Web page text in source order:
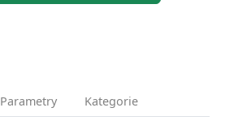
Parametry Kategorie